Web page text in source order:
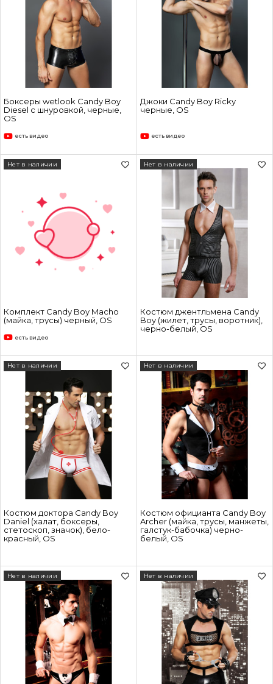
Боксеры wetlook Candy Boy
Diesel с шнуровкой, черные,
OS
есть видео
Джоки Candy Boy Ricky
черные, OS
есть видео
Комплект Candy Boy Macho
(майка, трусы) черный, OS
Нет в наличии
есть видео
Костюм джентльмена Candy
Boy (жилет, трусы, воротник),
черно-белый, OS
Нет в наличии
Костюм доктора Candy Boy
Daniel (халат, боксеры,
стетоскоп, значок), бело-
красный, OS
Нет в наличии
Костюм официанта Candy Boy
Archer (майка, трусы, манжеты,
галстук-бабочка) черно-
белый, OS
Нет в наличии
Нет в наличии Нет в наличии